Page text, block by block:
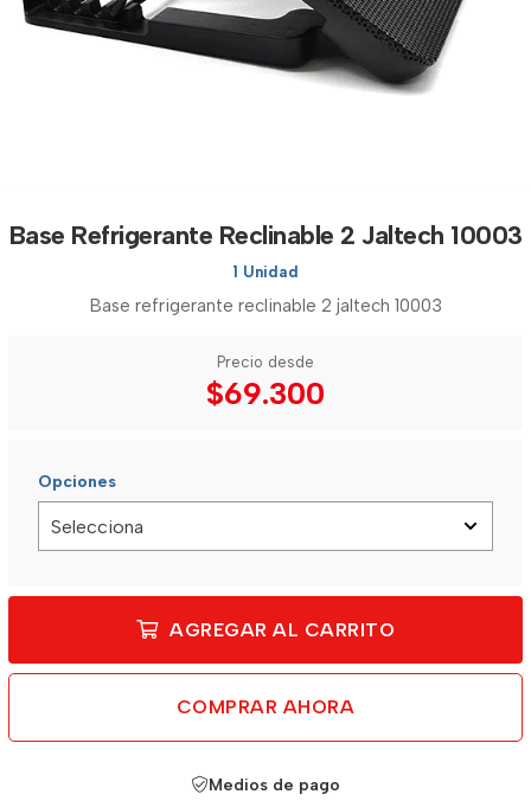
Base Refrigerante Reclinable 2 Jaltech 10003
1 Unidad
Base refrigerante reclinable 2 jaltech 10003
Precio desde
$69.300
Opciones
AGREGAR AL CARRITO
COMPRAR AHORA
Medios de pago